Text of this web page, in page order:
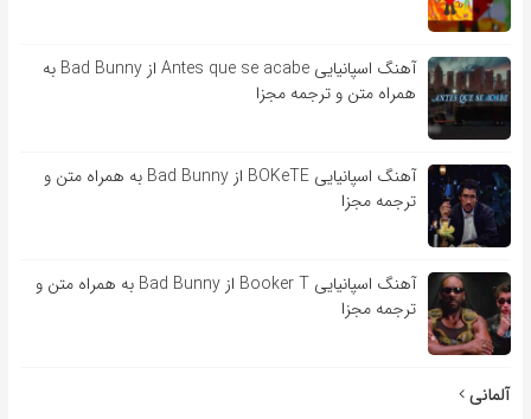
آهنگ اسپانیایی Antes que se acabe از Bad Bunny به
همراه متن و ترجمه مجزا
آهنگ اسپانیایی BOKeTE از Bad Bunny به همراه متن و
ترجمه مجزا
آهنگ اسپانیایی Booker T از Bad Bunny به همراه متن و
ترجمه مجزا
آلمانی